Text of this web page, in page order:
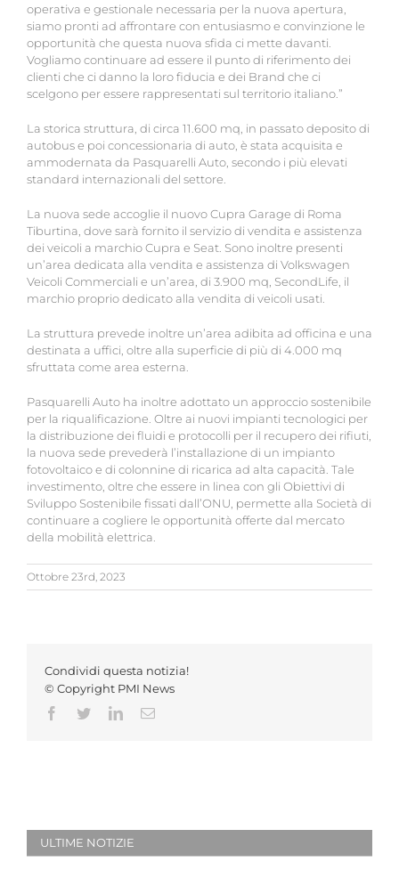
operativa e gestionale necessaria per la nuova apertura,
siamo pronti ad affrontare con entusiasmo e convinzione le
opportunità che questa nuova sfida ci mette davanti.
Vogliamo continuare ad essere il punto di riferimento dei
clienti che ci danno la loro fiducia e dei Brand che ci
scelgono per essere rappresentati sul territorio italiano.”
La storica struttura, di circa 11.600 mq, in passato deposito di
autobus e poi concessionaria di auto, è stata acquisita e
ammodernata da Pasquarelli Auto, secondo i più elevati
standard internazionali del settore.
La nuova sede accoglie il nuovo Cupra Garage di Roma
Tiburtina, dove sarà fornito il servizio di vendita e assistenza
dei veicoli a marchio Cupra e Seat. Sono inoltre presenti
un’area dedicata alla vendita e assistenza di Volkswagen
Veicoli Commerciali e un’area, di 3.900 mq, SecondLife, il
marchio proprio dedicato alla vendita di veicoli usati.
La struttura prevede inoltre un’area adibita ad officina e una
destinata a uffici, oltre alla superficie di più di 4.000 mq
sfruttata come area esterna.
Pasquarelli Auto ha inoltre adottato un approccio sostenibile
per la riqualificazione. Oltre ai nuovi impianti tecnologici per
la distribuzione dei fluidi e protocolli per il recupero dei rifiuti,
la nuova sede prevederà l’installazione di un impianto
fotovoltaico e di colonnine di ricarica ad alta capacità. Tale
investimento, oltre che essere in linea con gli Obiettivi di
Sviluppo Sostenibile fissati dall’ONU, permette alla Società di
continuare a cogliere le opportunità offerte dal mercato
della mobilità elettrica.
Ottobre 23rd, 2023
Condividi questa notizia!
© Copyright PMI News
Facebook
TwitterLinkedInEmail
ULTIME NOTIZIE